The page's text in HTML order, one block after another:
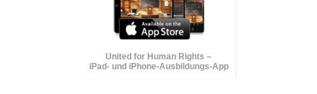
United for Human Rights –
iPad- und iPhone-Ausbildungs-App